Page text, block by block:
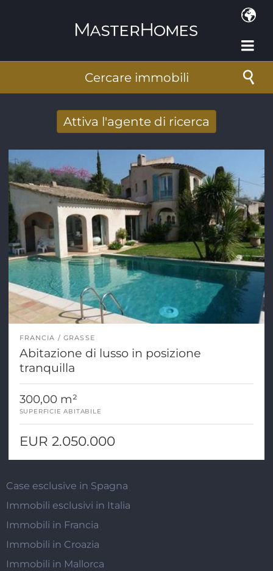
Cercare immobili
Attiva l'agente di ricerca
mail
Indirizzo e-mail
FRANCIA GRASSE
Abitazione di lusso in posizione
tranquilla
300,00 m²
SUPERFICIE ABITABILE
EUR 2.050.000
Case esclusive in Spagna
Immobili esclusivi in Italia
Immobili in Francia
Immobili in Croazia
Immobili in Mallorca